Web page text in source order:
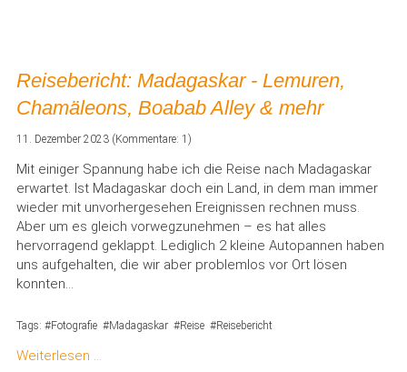
Reisebericht: Madagaskar - Lemuren,
Chamäleons, Boabab Alley & mehr
11. Dezember 2023 (Kommentare: 1)
Mit einiger Spannung habe ich die Reise nach Madagaskar
erwartet. Ist Madagaskar doch ein Land, in dem man immer
wieder mit unvorhergesehen Ereignissen rechnen muss.
Aber um es gleich vorwegzunehmen – es hat alles
hervorragend geklappt. Lediglich 2 kleine Autopannen haben
uns aufgehalten, die wir aber problemlos vor Ort lösen
konnten…
Tags: Fotografie Madagaskar Reise Reisebericht
Weiterlesen …